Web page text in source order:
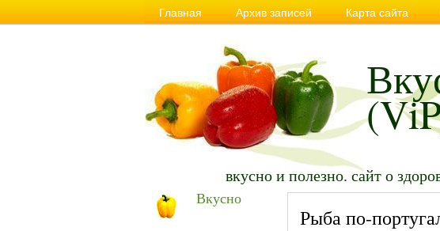
Главная Архив записей Карта сайта
вкусно и полезно. сайт о
Вкусно
Рыба по-